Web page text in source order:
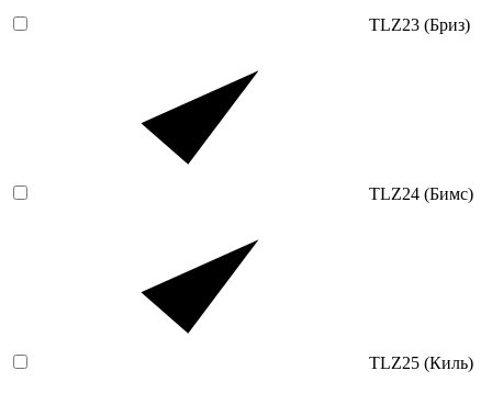
TLZ23 (Бриз)
TLZ24 (Бимс)
TLZ25 (Киль)